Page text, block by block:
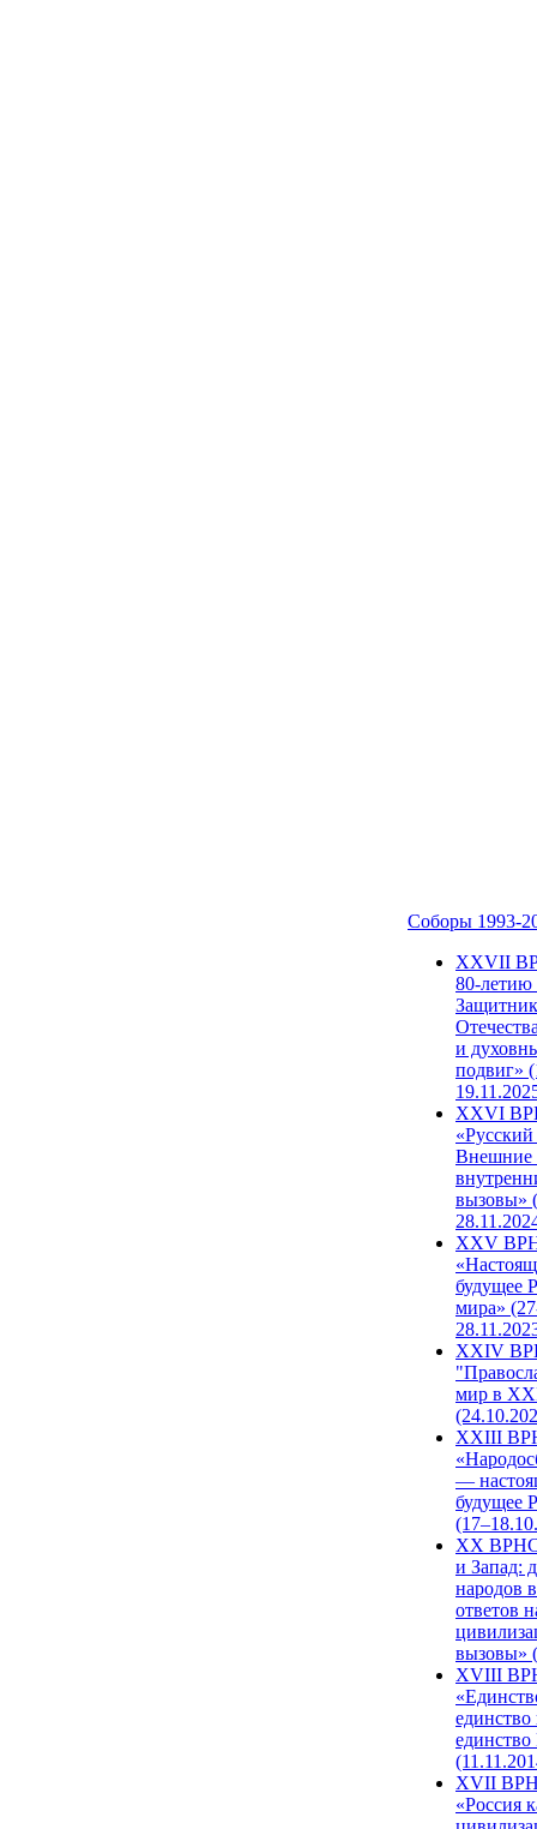
Соборы 1993-
ХХVII
80-
и
подвиг»
XXVI
Внешние
вызовы»
XXV
будущее
мира»
XXIV
мир в
XXIII
—
будущее
XX ВРНС
и Запад:
народов
ответов
вызовы»
XVIII
единство
единство
XVII
«Россия